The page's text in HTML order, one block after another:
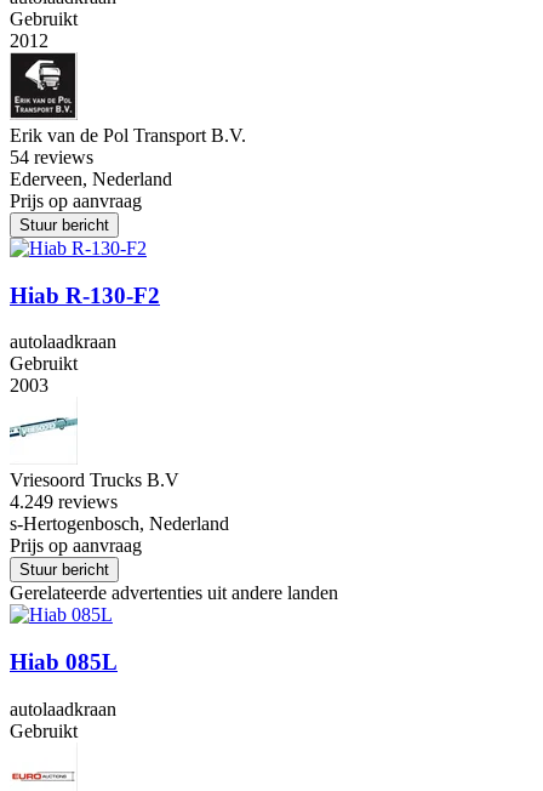
Gebruikt
2012
Erik van de Pol Transport B.V.
54 reviews
Ederveen, Nederland
Prijs op aanvraag
Stuur bericht
Hiab R-130-F2
autolaadkraan
Gebruikt
2003
Vriesoord Trucks B.V
4.249 reviews
s-Hertogenbosch, Nederland
Prijs op aanvraag
Stuur bericht
Gerelateerde advertenties uit andere landen
Hiab 085L
autolaadkraan
Gebruikt